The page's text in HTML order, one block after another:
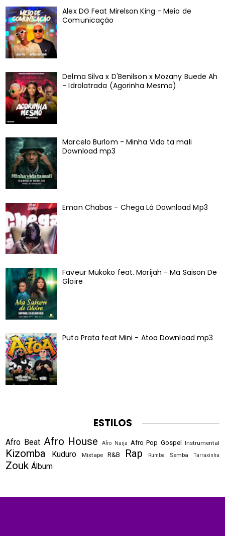
Alex DG Feat Mirelson King - Meio de
Comunicação
Delma Silva x D'Benilson x Mozany Buede Ah
- Idrolatrada (Agorinha Mesmo)
Marcelo Burlom - Minha Vida ta mali
Download mp3
Eman Chabas - Chega Lá Download Mp3
Faveur Mukoko feat. Morijah - Ma Saison De
Gloire
Puto Prata feat Mini - Atoa Download mp3
ESTILOS
Afro Beat Afro House Afro Naija Afro Pop Gospel Instrumental
Kizomba Kuduro Mixtape R&B Rap Rumba Semba Tarraxinha
Zouk Álbum